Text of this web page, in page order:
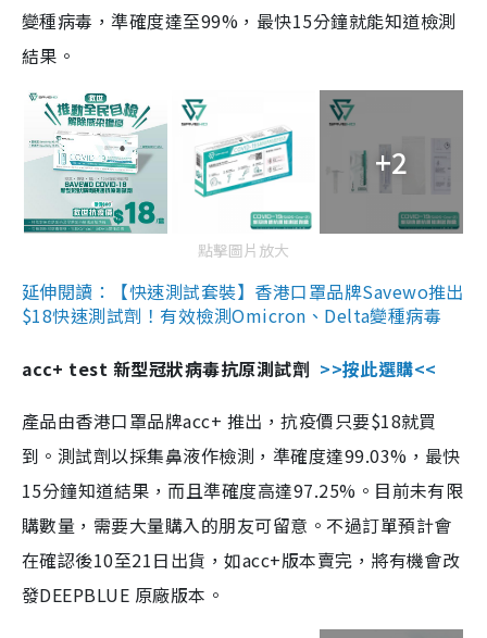
變種病毒，準確度達至99%，最快15分鐘就能知道檢測
結果。
+2
點擊圖片放大
延伸閱讀：【快速測試套裝】香港口罩品牌Savewo推出
$18快速測試劑！有效檢測Omicron、Delta變種病毒
acc+ test 新型冠狀病毒抗原測試劑 >>按此選購<<
產品由香港口罩品牌acc+ 推出，抗疫價只要$18就買
到。測試劑以採集鼻液作檢測，準確度達99.03%，最快
15分鐘知道結果，而且準確度高達97.25%。目前未有限
購數量，需要大量購入的朋友可留意。不過訂單預計會
在確認後10至21日出貨，如acc+版本賣完，將有機會改
發DEEPBLUE 原廠版本。